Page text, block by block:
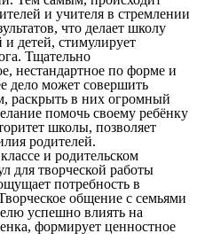
и учителя в стремлении
что делает школу
и детей, стимулирует
Тщательно
нестандартное по форме и
дело может совершить
раскрыть в них огромный
помочь своему ребёнку
школы, позволяет
родителей.
и родительском
для творческой работы
потребность в
общение с семьями
успешно влиять на
формирует ценностное